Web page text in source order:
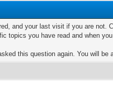
and your last visit if you are
you have read and when
this question again. You will